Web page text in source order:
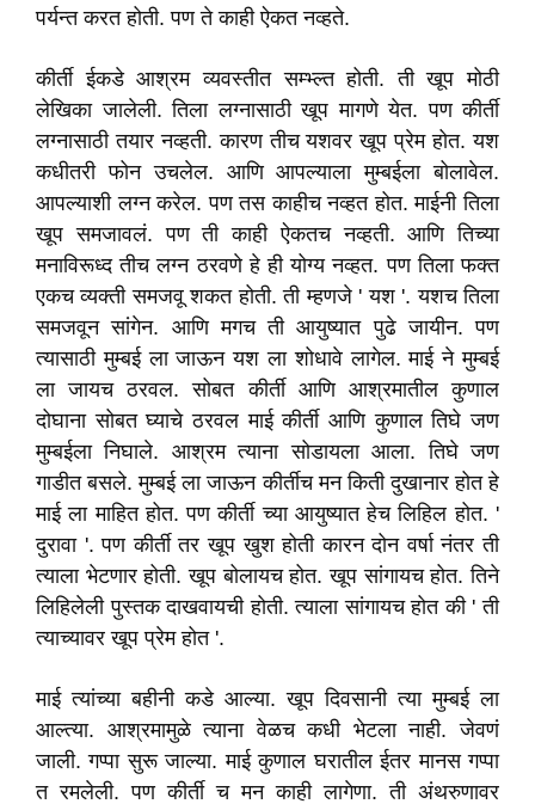
पर्यन्त करत होती. पण ते काही ऐकत नव्हते.
कीर्ती ईकडे आश्रम व्यवस्तीत सम्भ्ल्त होती. ती खूप मोठी
लेखिका जालेली. तिला लग्नासाठी खूप मागणे येत. पण कीर्ती
लग्नासाठी तयार नव्हती. कारण तीच यशवर खूप प्रेम होत. यश
कधीतरी फोन उचलेल. आणि आपल्याला मुम्बईला बोलावेल.
आपल्याशी लग्न करेल. पण तस काहीच नव्हत होत. माईनी तिला
खूप समजावलं. पण ती काही ऐकतच नव्हती. आणि तिच्या
मनाविरूध्द तीच लग्न ठरवणे हे ही योग्य नव्हत. पण तिला फक्त
एकच व्यक्ती समजवू शकत होती. ती म्हणजे ' यश '. यशच तिला
समजवून सांगेन. आणि मगच ती आयुष्यात पुढे जायीन. पण
त्यासाठी मुम्बई ला जाऊन यश ला शोधावे लागेल. माई ने मुम्बई
ला जायच ठरवल. सोबत कीर्ती आणि आश्रमातील कुणाल
दोघाना सोबत घ्याचे ठरवल माई कीर्ती आणि कुणाल तिघे जण
मुम्बईला निघाले. आश्रम त्याना सोडायला आला. तिघे जण
गाडीत बसले. मुम्बई ला जाऊन कीर्तीच मन किती दुखानार होत हे
माई ला माहित होत. पण कीर्ती च्या आयुष्यात हेच लिहिल होत. '
दुरावा '. पण कीर्ती तर खूप खुश होती कारन दोन वर्षा नंतर ती
त्याला भेटणार होती. खूप बोलायच होत. खूप सांगायच होत. तिने
लिहिलेली पुस्तक दाखवायची होती. त्याला सांगायच होत की ' ती
त्याच्यावर खूप प्रेम होत '.
माई त्यांच्या बहीनी कडे आल्या. खूप दिवसानी त्या मुम्बई ला
आल्त्या. आश्रमामुळे त्याना वेळच कधी भेटला नाही. जेवणं
जाली. गप्पा सुरू जाल्या. माई कुणाल घरातील ईतर मानस गप्पा
त रमलेली. पण कीर्ती च मन काही लागेणा. ती अंथरुणावर